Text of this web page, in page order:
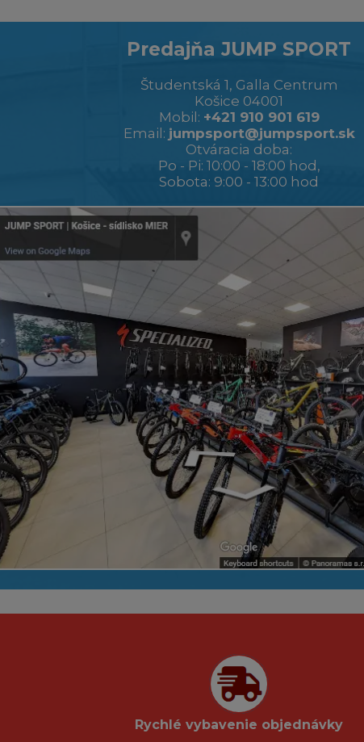
Predajňa JUMP SPORT
Študentská 1, Galla Centrum
Košice 04001
Mobil: +421 910 901 619
Email: jumpsport@jumpsport.sk
Otváracia doba:
Po - Pi: 10:00 - 18:00 hod,
Sobota: 9:00 - 13:00 hod
Rychlé vybavenie objednávky